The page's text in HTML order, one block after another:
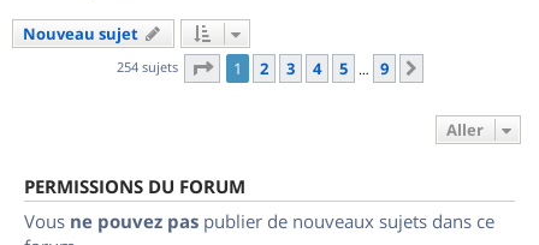
Nouveau sujet
254 sujets Page 1sur
1 2 3 4 5 … 9
Aller
PERMISSIONS DU FORUM
Vous ne pouvez pas publier de nouveaux sujets dans ce